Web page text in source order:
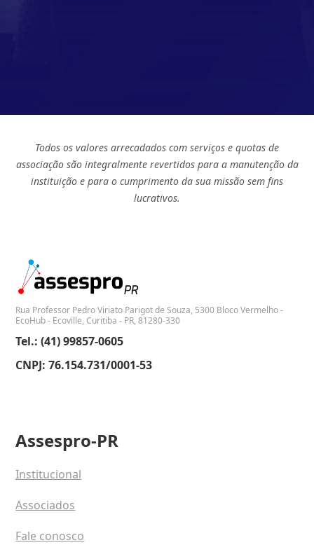
Todos os valores arrecadados com serviços e quotas de
associação são integralmente revertidos para a manutenção da
instituição e para o cumprimento da sua missão sem fins
lucrativos.
Rua Professor Pedro Viriato Parigot de Souza, 5300 Bloco Vermelho -
EcoHub - Ecoville, Curitiba - PR, 81280-330
Tel.: (41) 99857-0605
CNPJ: 76.154.731/0001-53
Assespro-PR
Institucional
Associados
Fale conosco